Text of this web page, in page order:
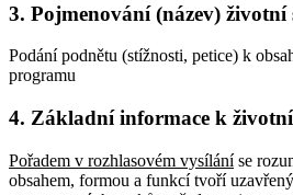
3. Pojmenování (název) životní
Podání podnětu (stížnosti, petice) k
programu
4. Základní informace k
Pořadem v rozhlasovém vysíláníse
obsahem, formou a funkcí tvoří